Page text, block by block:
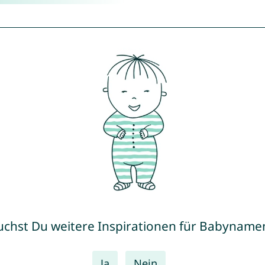
Du weitere Inspirationen für